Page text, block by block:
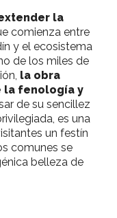
la
comienza entre
y el ecosistema
de los miles de
la obra
la fenología y
de su sencillez
es una
un festín
comunes se
belleza de